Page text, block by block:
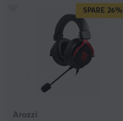
SPARE 26%
Arozzi